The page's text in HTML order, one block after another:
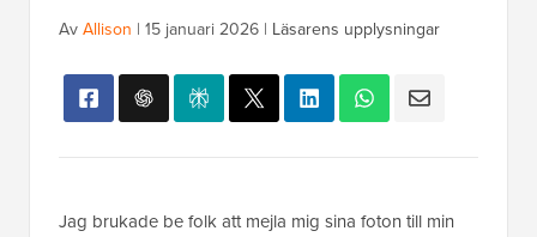
AvAllison | 15 januari 2026 | Läsarens upplysningar
Jag brukade be folk att mejla mig sina foton till min